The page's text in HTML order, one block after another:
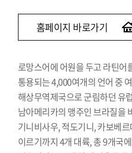
홈페이지 바로가기
로망스어에 어원을 두고 라틴어
통용되는 4,000여개의 언어 중
해상무역제국으로 군림하던 유
남아메리카의 맹주인 브라질을
기니비사우, 적도기니, 카보베
이르기까지 4개 대륙, 총 9개국